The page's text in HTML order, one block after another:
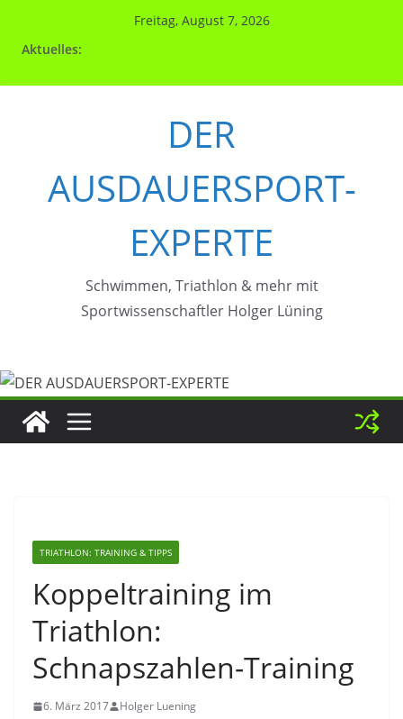
Freitag, August 7, 2026
Aktuelles:
DER
AUSDAUERSPORT-
EXPERTE
Schwimmen, Triathlon & mehr mit
Sportwissenschaftler Holger Lüning
TRIATHLON: TRAINING & TIPPS
Koppeltraining im
Triathlon:
Schnapszahlen-Training
6. März 2017 Holger Luening